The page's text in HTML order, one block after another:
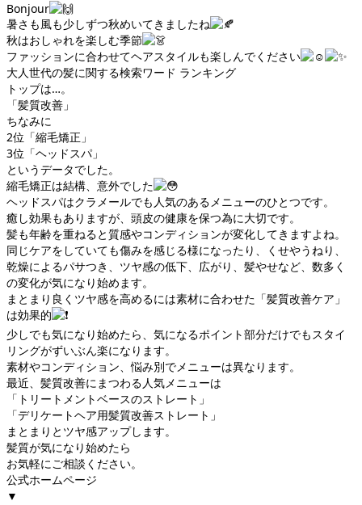
Bonjour
暑さも風も少しずつ秋めいてきましたね
秋はおしゃれを楽しむ季節
ファッションに合わせてヘアスタイルも楽しんでください
大人世代の髪に関する検索ワード ランキング
トップは…。
「髪質改善」
ちなみに
2位「縮毛矯正」
3位「ヘッドスパ」
というデータでした。
縮毛矯正は結構、意外でした
ヘッドスパはクラメールでも人気のあるメニューのひとつです。
癒し効果もありますが、頭皮の健康を保つ為に大切です。
髪も年齢を重ねると質感やコンディションが変化してきますよね。
同じケアをしていても傷みを感じる様になったり、くせやうねり、
乾燥によるパサつき、ツヤ感の低下、広がり、髪やせなど、数多く
の変化が気になり始めます。
まとまり良くツヤ感を高めるには素材に合わせた「髪質改善ケア」
は効果的
少しでも気になり始めたら、気になるポイント部分だけでもスタイ
リングがずいぶん楽になります。
素材やコンディション、悩み別でメニューは異なります。
最近、髪質改善にまつわる人気メニューは
「トリートメントベースのストレート」
「デリケートヘア用髪質改善ストレート」
まとまりとツヤ感アップします。
髪質が気になり始めたら
お気軽にご相談ください。
公式ホームページ
▼